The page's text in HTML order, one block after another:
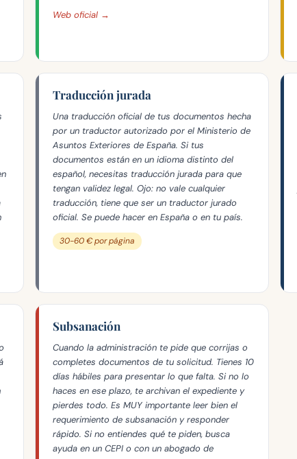
Web oficial →
Traducción jurada
Una traducción oficial de tus documentos hecha
por un traductor autorizado por el Ministerio de
Asuntos Exteriores de España. Si tus
documentos están en un idioma distinto del
español, necesitas traducción jurada para que
tengan validez legal. Ojo: no vale cualquier
traducción, tiene que ser un traductor jurado
oficial. Se puede hacer en España o en tu país.
30-60 € por página
Subsanación
Cuando la administración te pide que corrijas o
completes documentos de tu solicitud. Tienes 10
días hábiles para presentar lo que falta. Si no lo
haces en ese plazo, te archivan el expediente y
pierdes todo. Es MUY importante leer bien el
requerimiento de subsanación y responder
rápido. Si no entiendes qué te piden, busca
ayuda en un CEPI o con un abogado de